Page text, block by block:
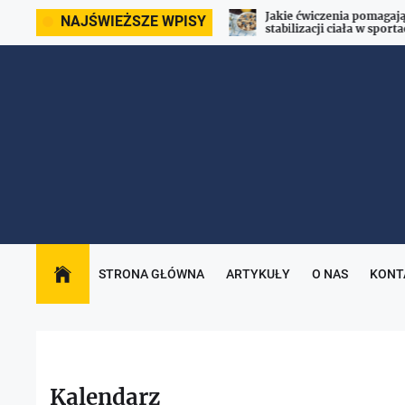
NAJŚWIEŻSZE WPISY
pomagają w redukcji cellulitu?
Jakie ćwiczenia
stabilizacji ciała w
STRONA GŁÓWNA ARTYKUŁY O NAS
Kalendarz